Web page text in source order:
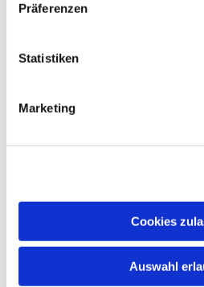
Präferenzen
Statistiken
Marketing
Cookies
Auswahl